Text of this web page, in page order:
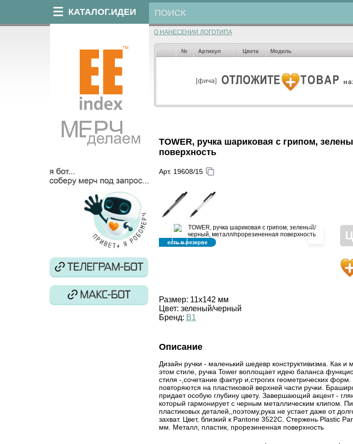
КАТАЛОГ.ИДЕИ
О НАНЕСЕНИИ ЛОГОТИПА
№ Артикул Цвета Модель
TOWER, ручка шариковая с грипом,
поверхность
Арт. 19608/15
есть в резерве
›
Размер: 11х142 мм
Цвет: зеленый/черный
Бренд: B1
Описание
Дизайн ручки - маленький шедевр конструктивизма. Как
этом стиле, ручка Tower воплощает идею баланса
стиля -,сочетание фактур и,строгих геометрических
повторяются на пластиковой верхней части ручки.
придает особую глубину цвету. Завершающий акцент -
который гармонирует с черным металлическим клипом.
пластиковых деталей,,поэтому,рука не устает даже от
захват. Цвет, близкий к Pantone 3522C. Стержень Plastic
мм. Металл, пластик, прорезиненная поверхность